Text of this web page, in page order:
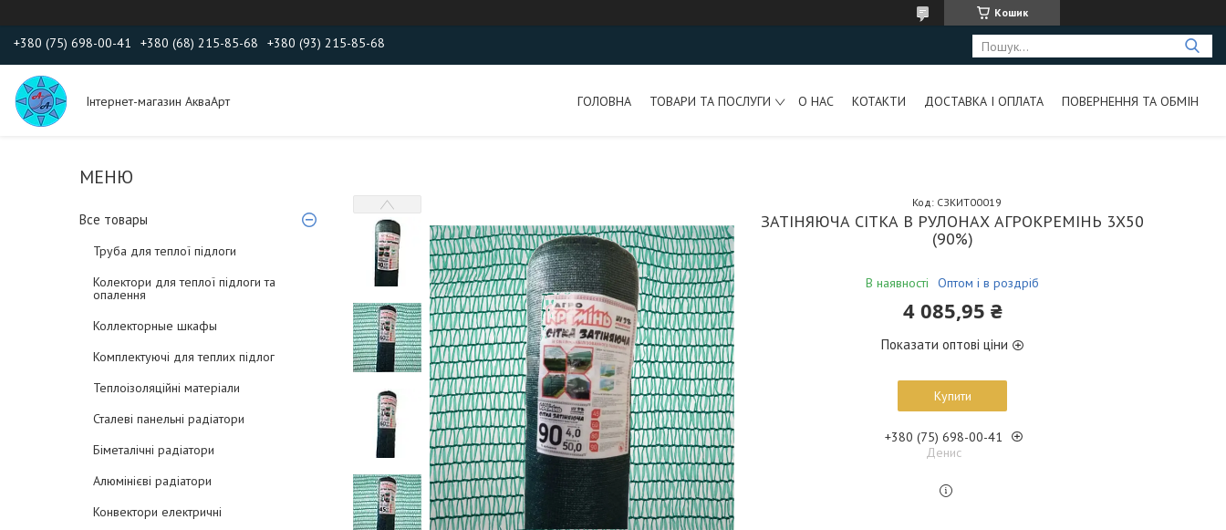
Кошик
+380 (75) 698-00-41 +380 (68) 215-85-68 +380 (93) 215-85-68
Інтернет-магазин АкваАрт ГОЛОВНА ТОВАРИ ТА ПОСЛУГИ О НАС КОТАКТИ ДОСТАВКА І ОПЛАТА ПОВЕРНЕННЯ ТА ОБМІН
Все товары
Труба для теплої підлоги
Колектори для теплої підлоги та
опалення
Коллекторные шкафы
Комплектуючі для теплих підлог
Теплоізоляційні матеріали
Сталеві панельні радіатори
Біметалічні радіатори
Алюмінієві радіатори
Конвектори електричні
ЗАТІНЯЮЧА СІТКА В РУЛОНАХ АГРОКРЕМІНЬ 3Х50
(90%)
В наявності Оптом і в роздріб
Код: СЗКИТ00019
4 085,95 ₴
Показати оптові ціни
Купити
+380 (75) 698-00-41
Денис